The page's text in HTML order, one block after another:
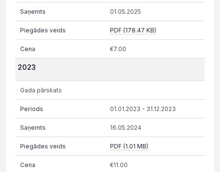
01.05.2025
PDF (178.47 KB)
€7.00
2023
Gada pārskats
01.01.2023 - 31.12.2023
16.05.2024
PDF (1.01 MB)
€11.00